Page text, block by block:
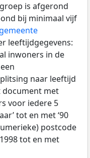
is afgerond
bij minimaal vijf
leeftijdgegevens:
inwoners in de
naar leeftijd
document met
voor iedere 5
tot en met ‘90
postcode
tot en met